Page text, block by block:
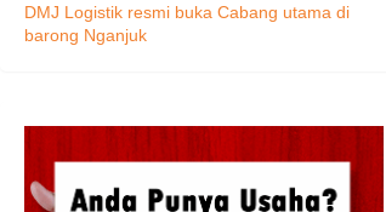
DMJ Logistik resmi buka Cabang utama di
barong Nganjuk